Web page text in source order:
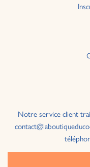
Notre service client